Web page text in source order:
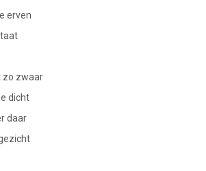
erven
zo zwaar
dicht
daar